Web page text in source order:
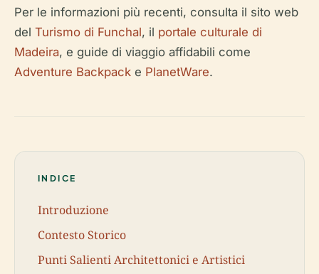
Per le informazioni più recenti, consulta il sito web
del Turismo di Funchal, il portale culturale di
Madeira, e guide di viaggio affidabili come
Adventure Backpack e PlanetWare.
INDICE
Introduzione
Contesto Storico
Punti Salienti Architettonici e Artistici